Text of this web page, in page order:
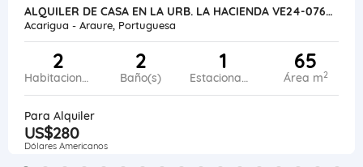
ALQUILER DE CASA EN LA URB. LA HACIENDA VE24-076LH-KPIÑ-SCIA
Acarigua - Araure, Portuguesa
2
Habitaciones
2
Baño(s)
1
Estacionamiento
65
Área m2
Para Alquiler
US$280
Dólares Americanos